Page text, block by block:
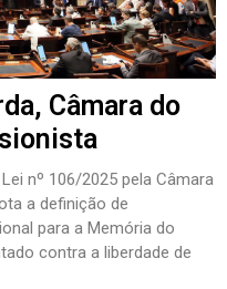
Câmara do
nº 106/2025 pela Câmara
a definição de
para a Memória do
contra a liberdade de